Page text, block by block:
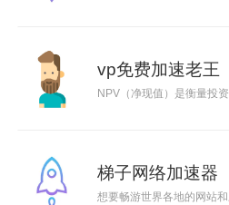
vp免费加速老王
NPV（净现值）是衡量投
梯子网络加速器
想要畅游世界各地的网站